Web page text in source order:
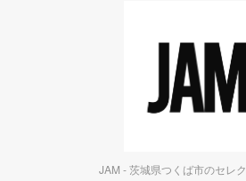
JAM - 茨城県つくば市のセレ